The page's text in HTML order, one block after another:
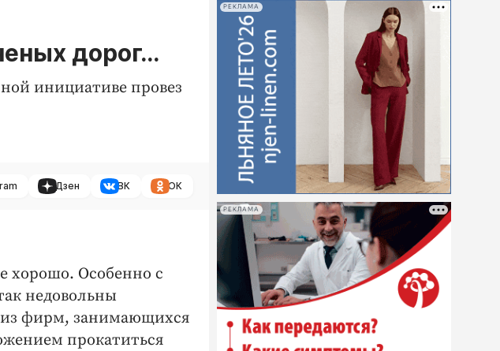
дорог…
инициативе провез
Дзен ВК ОК
хорошо. Особенно с
недовольны
из фирм, занимающихся
прокатиться
РЕКЛАМА
РЕКЛАМА